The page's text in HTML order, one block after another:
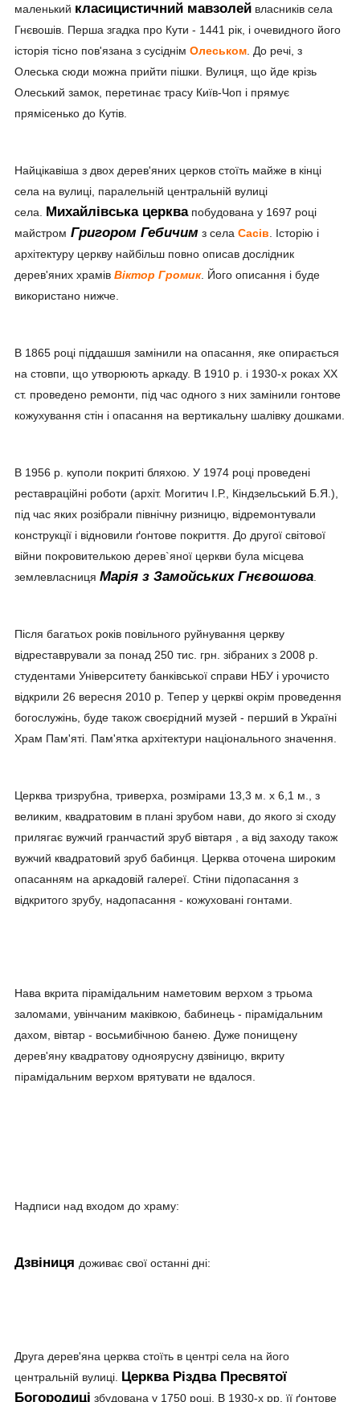
маленький класицистичний мавзолей власників села
Гнєвошів. Перша згадка про Кути - 1441 рік, і очевидного його
історія тісно пов'язана з сусіднім Олеськом. До речі, з
Олеська сюди можна прийти пішки. Вулиця, що йде крізь
Олеський замок, перетинає трасу Київ-Чоп і прямує
прямісенько до Кутів.
Найцікавіша з двох дерев'яних церков стоїть майже в кінці
села на вулиці, паралельній центральній вулиці
села. Михайлівська церквапобудована у 1697 році
майстром Григором Гебичим з села Сасів. Історію і
архітектуру церкву найбільш повно описав дослідник
дерев'яних храмів Віктор Громик. Його описання і буде
використано нижче.
В 1865 році піддашшя замінили на опасання, яке опирається
на стовпи, що утворюють аркаду. В 1910 р. і 1930-х роках ХХ
ст. проведено ремонти, під час одного з них замінили гонтове
кожухування стін і опасання на вертикальну шалівку дошками.
В 1956 р. куполи покриті бляхою. У 1974 році проведені
реставраційні роботи (архіт. Могитич І.Р., Кіндзельський Б.Я.),
під час яких розібрали північну ризницю, відремонтували
конструкції і відновили ґонтове покриття. До другої світової
війни покровителькою дерев`яної церкви була місцева
землевласниця Марія з Замойських Гнєвошова.
Після багатьох років повільного руйнування церкву
відреставрували за понад 250 тис. грн. зібраних з 2008 р.
студентами Університету банківської справи НБУ і урочисто
відкрили 26 вересня 2010 р. Тепер у церкві окрім проведення
богослужінь, буде також своєрідний музей - перший в Україні
Храм Пам'яті. Пам'ятка архітектури національного значення.
Церква тризрубна, триверха, розмірами 13,3 м. х 6,1 м., з
великим, квадратовим в плані зрубом нави, до якого зі сходу
прилягає вужчий гранчастий зруб вівтаря , а від заходу також
вужчий квадратовий зруб бабинця. Церква оточена широким
опасанням на аркадовій галереї. Стіни підопасання з
відкритого зрубу, надопасання - кожуховані гонтами.
Нава вкрита пірамідальним наметовим верхом з трьома
заломами, увінчаним маківкою, бабинець - пірамідальним
дахом, вівтар - восьмибічною банею. Дуже понищену
дерев'яну квадратову одноярусну дзвіницю, вкриту
пірамідальним верхом врятувати не вдалося.
Надписи над входом до храму:
Дзвіниця доживає свої останні дні:
Друга дерев'яна церква стоїть в центрі села на його
центральній вулиці. Церква Різдва Пресвятої
Богородиці збудована у 1750 році. В 1930-х рр. її ґонтове